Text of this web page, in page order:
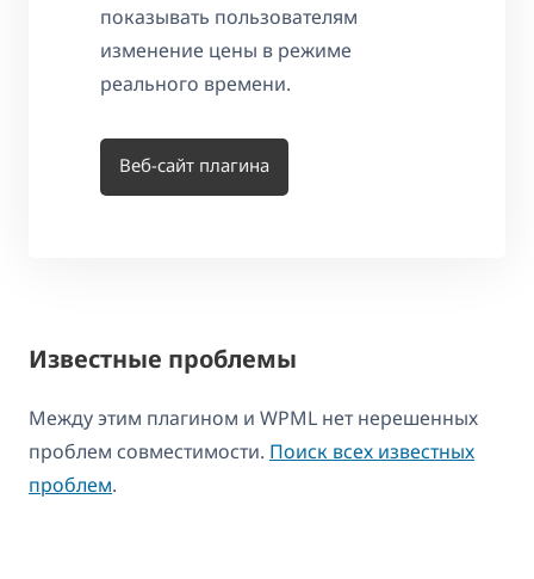
показывать пользователям
изменение цены в режиме
реального времени.
Веб-сайт плагина
Известные проблемы
Между этим плагином и WPML нет нерешенных
проблем совместимости. Поиск всех известных
проблем.